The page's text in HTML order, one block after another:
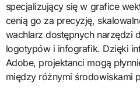
specjalizujący się w grafice
cenią go za precyzję,
wachlarz dostępnych narzędzi
logotypów i infografik. Dzięki
Adobe, projektanci mogą
między różnymi środowiskami